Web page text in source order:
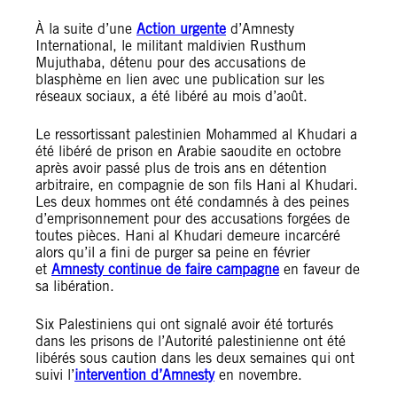
À la suite d’une Action urgente d’Amnesty
International, le militant maldivien Rusthum
Mujuthaba, détenu pour des accusations de
blasphème en lien avec une publication sur les
réseaux sociaux, a été libéré au mois d’août.
Le ressortissant palestinien Mohammed al Khudari a
été libéré de prison en Arabie saoudite en octobre
après avoir passé plus de trois ans en détention
arbitraire, en compagnie de son fils Hani al Khudari.
Les deux hommes ont été condamnés à des peines
d’emprisonnement pour des accusations forgées de
toutes pièces. Hani al Khudari demeure incarcéré
alors qu’il a fini de purger sa peine en février
et Amnesty continue de faire campagne en faveur de
sa libération.
Six Palestiniens qui ont signalé avoir été torturés
dans les prisons de l’Autorité palestinienne ont été
libérés sous caution dans les deux semaines qui ont
suivi l’intervention d’Amnestyen novembre.